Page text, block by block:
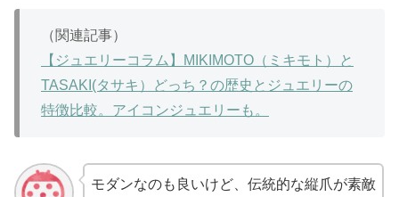
（関連記事）
【ジュエリーコラム】MIKIMOTO（ミキモト）と
TASAKI(タサキ）どっち？の歴史とジュエリーの
特徴比較。アイコンジュエリーも。
モダンなのも良いけど、伝統的な縦爪が素敵